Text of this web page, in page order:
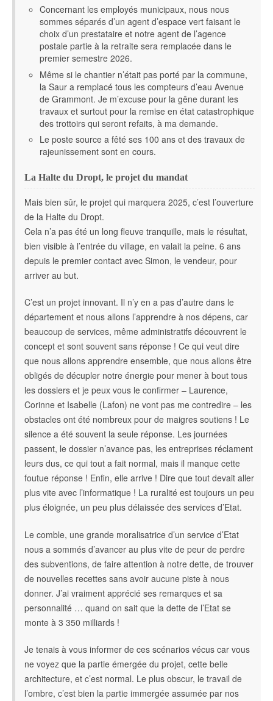
Concernant les employés municipaux, nous nous
sommes séparés d’un agent d’espace vert faisant le
choix d’un prestataire et notre agent de l’agence
postale partie à la retraite sera remplacée dans le
premier semestre 2026.
Même si le chantier n’était pas porté par la commune,
la Saur a remplacé tous les compteurs d’eau Avenue
de Grammont. Je m’excuse pour la gêne durant les
travaux et surtout pour la remise en état catastrophique
des trottoirs qui seront refaits, à ma demande.
Le poste source a fêté ses 100 ans et des travaux de
rajeunissement sont en cours.
La Halte du Dropt, le projet du mandat
Mais bien sûr, le projet qui marquera 2025, c’est l’ouverture
de la Halte du Dropt.
Cela n’a pas été un long fleuve tranquille, mais le résultat,
bien visible à l’entrée du village, en valait la peine. 6 ans
depuis le premier contact avec Simon, le vendeur, pour
arriver au but.
C’est un projet innovant. Il n’y en a pas d’autre dans le
département et nous allons l’apprendre à nos dépens, car
beaucoup de services, même administratifs découvrent le
concept et sont souvent sans réponse ! Ce qui veut dire
que nous allons apprendre ensemble, que nous allons être
obligés de décupler notre énergie pour mener à bout tous
les dossiers et je peux vous le confirmer – Laurence,
Corinne et Isabelle (Lafon) ne vont pas me contredire – les
obstacles ont été nombreux pour de maigres soutiens ! Le
silence a été souvent la seule réponse. Les journées
passent, le dossier n’avance pas, les entreprises réclament
leurs dus, ce qui tout a fait normal, mais il manque cette
foutue réponse ! Enfin, elle arrive ! Dire que tout devait aller
plus vite avec l’informatique ! La ruralité est toujours un peu
plus éloignée, un peu plus délaissée des services d’Etat.
Le comble, une grande moralisatrice d’un service d’Etat
nous a sommés d’avancer au plus vite de peur de perdre
des subventions, de faire attention à notre dette, de trouver
de nouvelles recettes sans avoir aucune piste à nous
donner. J’ai vraiment apprécié ses remarques et sa
personnalité … quand on sait que la dette de l’Etat se
monte à 3 350 milliards !
Je tenais à vous informer de ces scénarios vécus car vous
ne voyez que la partie émergée du projet, cette belle
architecture, et c’est normal. Le plus obscur, le travail de
l’ombre, c’est bien la partie immergée assumée par nos